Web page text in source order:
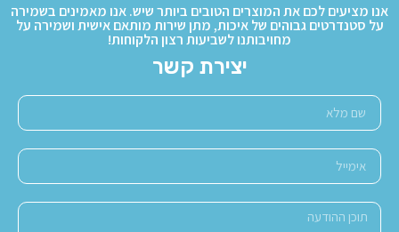
אנו מציעים לכם את המוצרים הטובים ביותר שיש. אנו מאמינים בשמירה
על סטנדרטים גבוהים של איכות, מתן שירות מותאם אישית ושמירה על
מחויבותנו לשביעות רצון הלקוחות!
יצירת קשר